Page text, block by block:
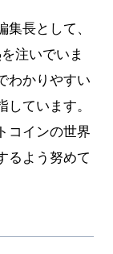
長として、
注いでいま
わかりやすい
ています。
コインの世界
るよう努めて